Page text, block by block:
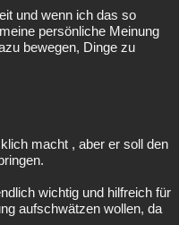
und wenn ich das so
persönliche Meinung
bewegen, Dinge zu
macht , aber er soll den
wichtig und hilfreich für
aufschwätzen wollen, da